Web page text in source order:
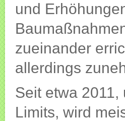
und
zueinander
allerdings
Seit etwa
Limits, wird